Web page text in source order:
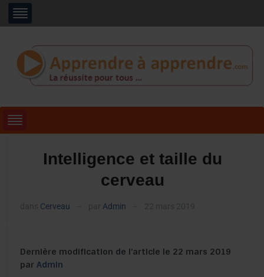
Intelligence et taille du
cerveau
Cerveau Admin
Dernière modification de l’article le 22 mars 2019
parAdmin